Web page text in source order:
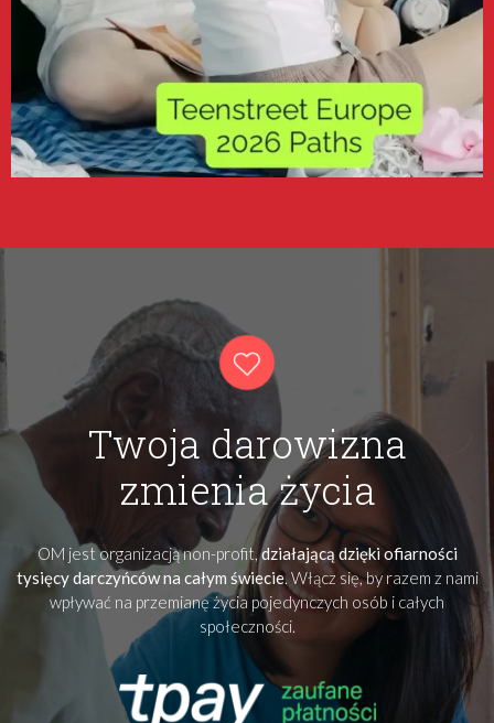
Twoja darowizna
zmienia życia
OM jest organizacją non-profit,działającą dzięki ofiarności
tysięcy darczyńców na całym świecie. Włącz się, by razem z nami
wpływać na przemianę życia pojedynczych osób i całych
społeczności.